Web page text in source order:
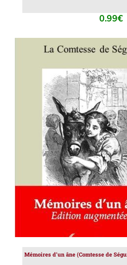
0.99€
AJOUTER AU PANIER /
Mémoires d’un âne (Comtesse de